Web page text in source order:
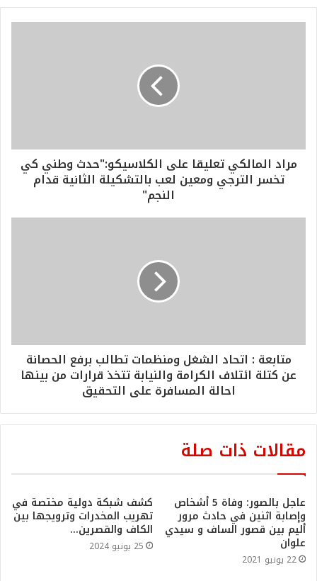
مراد المالكي تعليقا على الكلاسيكو:"حدث وطني كي
تخسر الترجي ومعين لعب بالتشكيلة الثانية قدام
النجم"
متابعة : اتحاد الشغل ومنظمات تطالب برفع الحصانة
عن كتلة ائتلاف الكرامة والنيابة تتخذ قرارات من بينها
احالة المسافرة على التحقيق
مقالات ذات صلة
عاجل بالصور: وفاة 5 أشخاص
وإصابة اثنين في حادث مرور
أليم بين قصور الساف و سيدي
علوان
22 يونيو 2021
كشف شبكة دولية مختصة في
تهريب المخدرات وترويجها بين
الكاف والقصرين…
25 يونيو 2024